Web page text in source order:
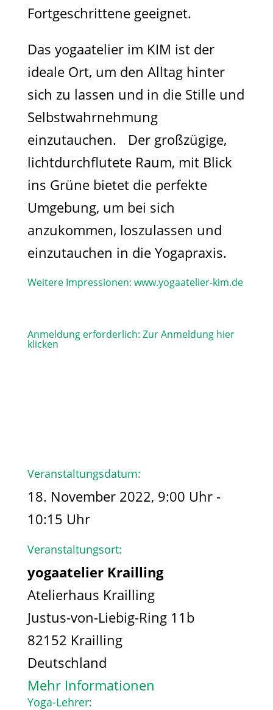
Fortgeschrittene geeignet.
Das yogaatelier im KIM ist der
ideale Ort, um den Alltag hinter
sich zu lassen und in die Stille und
Selbstwahrnehmung
einzutauchen. Der großzügige,
lichtdurchflutete Raum, mit Blick
ins Grüne bietet die perfekte
Umgebung, um bei sich
anzukommen, loszulassen und
einzutauchen in die Yogapraxis.
Weitere Impressionen: www.yogaatelier-kim.de​
Anmeldung erforderlich: Zur Anmeldung hier
klicken
Veranstaltungsdatum:
18. November 2022, 9:00 Uhr -
10:15 Uhr
Veranstaltungsort:
yogaatelier Krailling
Atelierhaus Krailling
Justus-von-Liebig-Ring 11b
82152 Krailling
Deutschland
Mehr Informationen
Yoga-Lehrer: